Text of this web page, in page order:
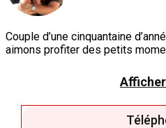
Couple d’une cinquantaine
aimons profiter des petits
faire du vélo et la décoration.
retrouvent tout cela dans Sweet
simplement..